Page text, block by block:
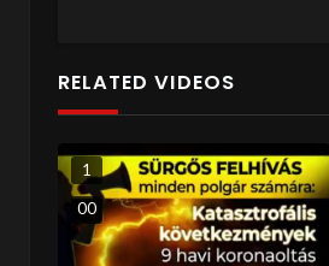
RELATED VIDEOS
1
00